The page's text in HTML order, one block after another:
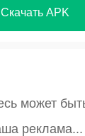
Скачать APK